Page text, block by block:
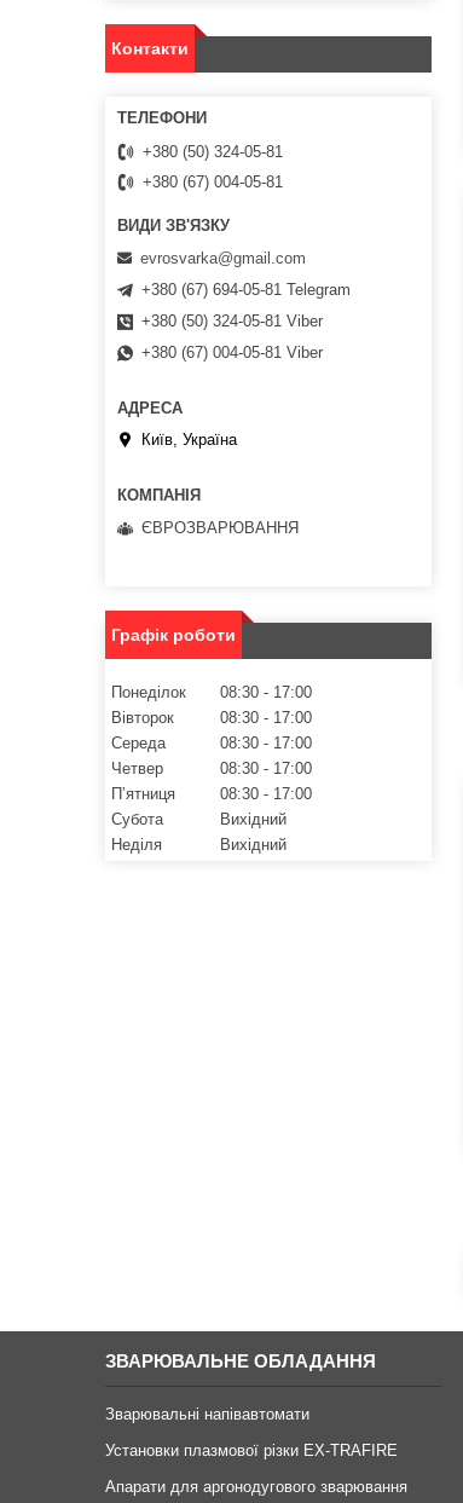
Контакти
+380 (50) 324-05-81
+380 (67) 004-05-81
evrosvarka@gmail.com
+380 (67) 694-05-81 Telegram
+380 (50) 324-05-81 Viber
+380 (67) 004-05-81 Viber
Київ, Україна
ЄВРОЗВАРЮВАННЯ
Графік роботи
Понеділок 08:30
17:00
Вівторок
08:30
17:00
Середа
08:30
17:00
Четвер
08:30
17:00
Пʼятниця
08:30
17:00
Субота
Вихідний
Неділя
Вихідний
ЗВАРЮВАЛЬНЕ ОБЛАДАННЯ
Зварювальні напівавтомати
Установки плазмової різки EX-TRAFIRE
Апарати для аргонодугового зварювання